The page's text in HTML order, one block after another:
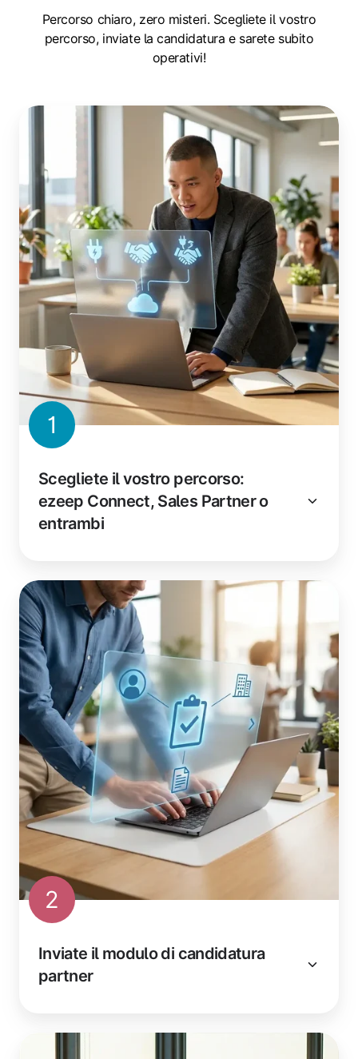
Percorso chiaro, zero misteri. Scegliete il vostro
percorso, inviate la candidatura e sarete subito
operativi!
1
Scegliete il vostro percorso:
ezeep Connect, Sales Partner o
entrambi
2
Inviate il modulo di candidatura
partner